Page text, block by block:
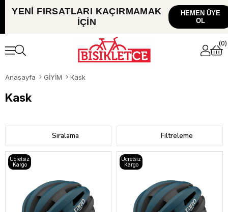
YENİ FIRSATLARI KAÇIRMAMAK
İÇİN
HEMEN ÜYE
OL
0
Anasayfa GİYİM Kask
Kask
Filtreleme
Sıralama
Ücretsiz
Kargo
Ücretsiz
Kargo